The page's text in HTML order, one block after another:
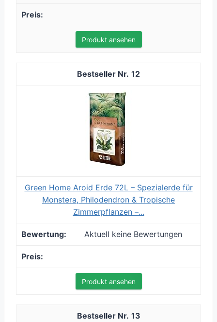
Produkt ansehen
12
Green Home Aroid Erde 72L – Spezialerde für
Monstera, Philodendron & Tropische
Zimmerpflanzen –...
Aktuell keine Bewertungen
Produkt ansehen
13